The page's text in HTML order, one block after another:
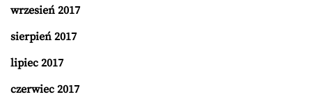
wrzesień 2017
sierpień 2017
lipiec 2017
czerwiec 2017